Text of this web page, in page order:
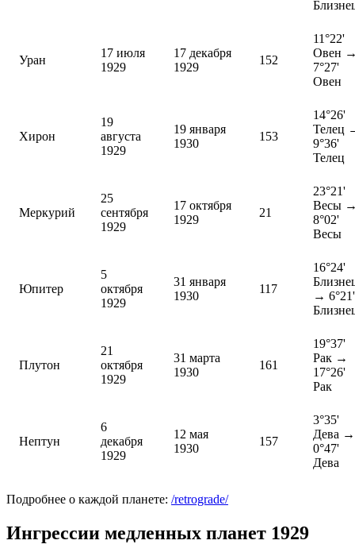
Уран
17 июля
1929
17 декабря
1929
152
11°22'
Овен
7°27'
Овен
Хирон
19
августа
1929
19 января
1930
153
14°26'
Телец
9°36'
Телец
Меркурий
25
сентября
1929
17 октября
1929
21
23°21'
Весы
8°02'
Весы
Юпитер
5
октября
1929
31 января
1930
117
16°24'
→ 6°21'
Плутон
21
октября
1929
31 марта
1930
161
19°37'
Рак →
17°26'
Рак
Нептун
6
декабря
1929
12 мая
1930
157
3°35'
Дева →
0°47'
Дева
Подробнее о каждой планете: /retrograde/
Ингрессии медленных планет 1929